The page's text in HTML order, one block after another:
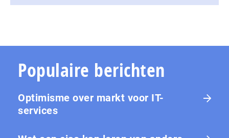
Populaire berichten
Optimisme over markt voor IT-
services